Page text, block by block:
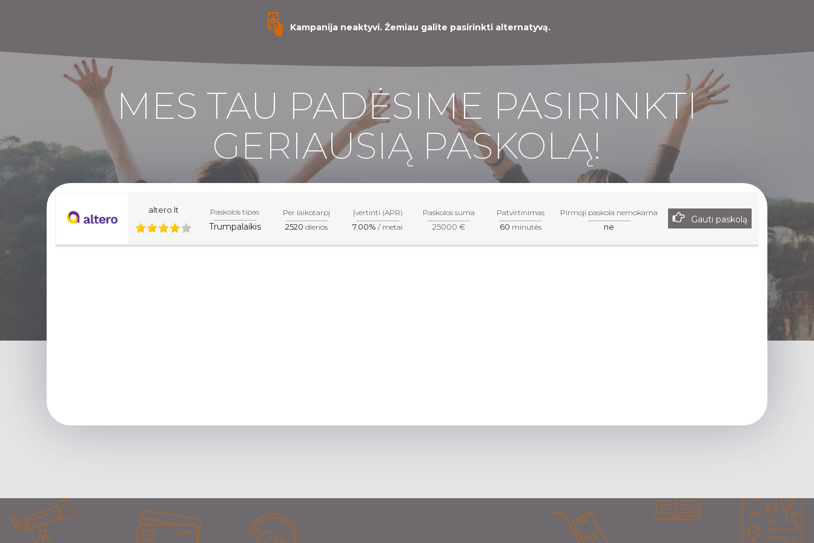
Kampanija neaktyvi. Žemiau galite pasirinkti alternatyvą.
MES TAU PADĖSIME PASIRINKTI
GERIAUSIĄ PASKOLĄ!
altero.lt Paskolos tipas
Trumpalaikis
Per laikotarpį
2520 dienos
Įvertinti (APR)
7.00% / metai
Paskolos suma
25000 €
Patvirtinimas
60 minutės
Pirmoji paskola nemokama
ne
Gauti paskolą